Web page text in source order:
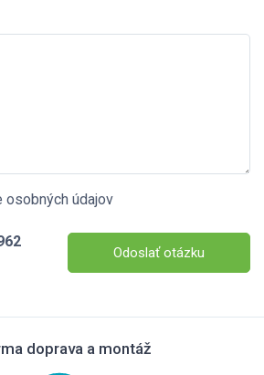
osobných údajov
Odoslať otázku
doprava a montáž